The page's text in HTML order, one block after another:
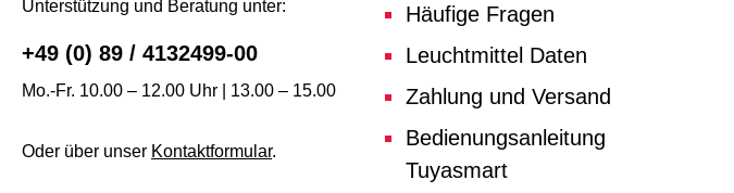
Unterstützung und Beratung unter:
+49 (0) 89 / 4132499-00
Mo.-Fr. 10.00 – 12.00 Uhr | 13.00 – 15.00
Oder über unser Kontaktformular.
Häufige Fragen
Leuchtmittel Daten
Zahlung und Versand
Bedienungsanleitung
Tuyasmart